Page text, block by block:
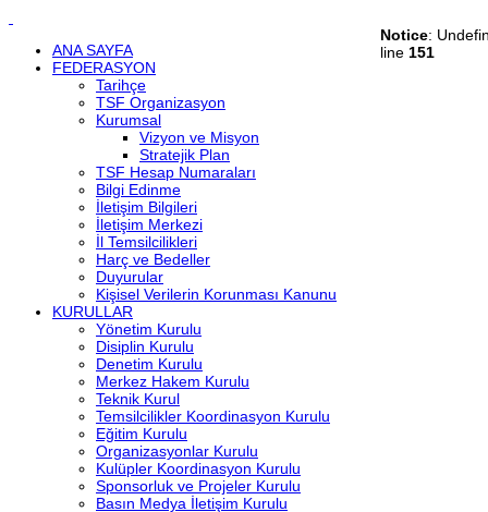
ANA SAYFA
FEDERASYON
Tarihçe
TSF Organizasyon
Kurumsal
Vizyon ve Misyon
Stratejik Plan
TSF Hesap Numaraları
Bilgi Edinme
İletişim Bilgileri
İletişim Merkezi
İl Temsilcilikleri
Harç ve Bedeller
Duyurular
Kişisel Verilerin Korunması Kanunu
KURULLAR
Yönetim Kurulu
Disiplin Kurulu
Denetim Kurulu
Merkez Hakem Kurulu
Teknik Kurul
Temsilcilikler Koordinasyon Kurulu
Eğitim Kurulu
Organizasyonlar Kurulu
Kulüpler Koordinasyon Kurulu
Sponsorluk ve Projeler Kurulu
Basın Medya İletişim Kurulu
Notice:
line 151